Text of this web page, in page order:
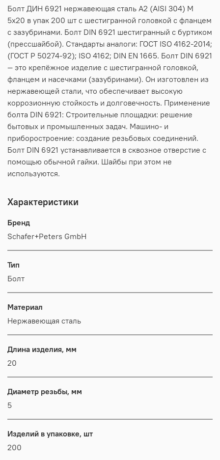
Болт ДИН 6921 нержавеющая сталь А2 (AISI 304) M
5х20 в упак 200 шт с шестигранной головкой с фланцем
с зазубринами. Болт DIN 6921 шестигранный с буртиком
(прессшайбой). Стандарты аналоги: ГОСТ ISO 4162-2014;
(ГОСТ Р 50274-92); ISO 4162; DIN EN 1665. Болт DIN 6921
— это крепёжное изделие с шестигранной головкой,
фланцем и насечками (зазубринами). Он изготовлен из
нержавеющей стали, что обеспечивает высокую
коррозионную стойкость и долговечность. Применение
болта DIN 6921: Строительные площадки: решение
бытовых и промышленных задач. Машино- и
приборостроение: создание резьбовых соединений.
Болт DIN 6921 устанавливается в сквозное отверстие с
помощью обычной гайки. Шайбы при этом не
используются.
Характеристики
Бренд
Schafer+Peters GmbH
Тип
Болт
Материал
Нержавеющая сталь
Длина изделия, мм
20
Диаметр резьбы, мм
5
Изделий в упаковке, шт
200